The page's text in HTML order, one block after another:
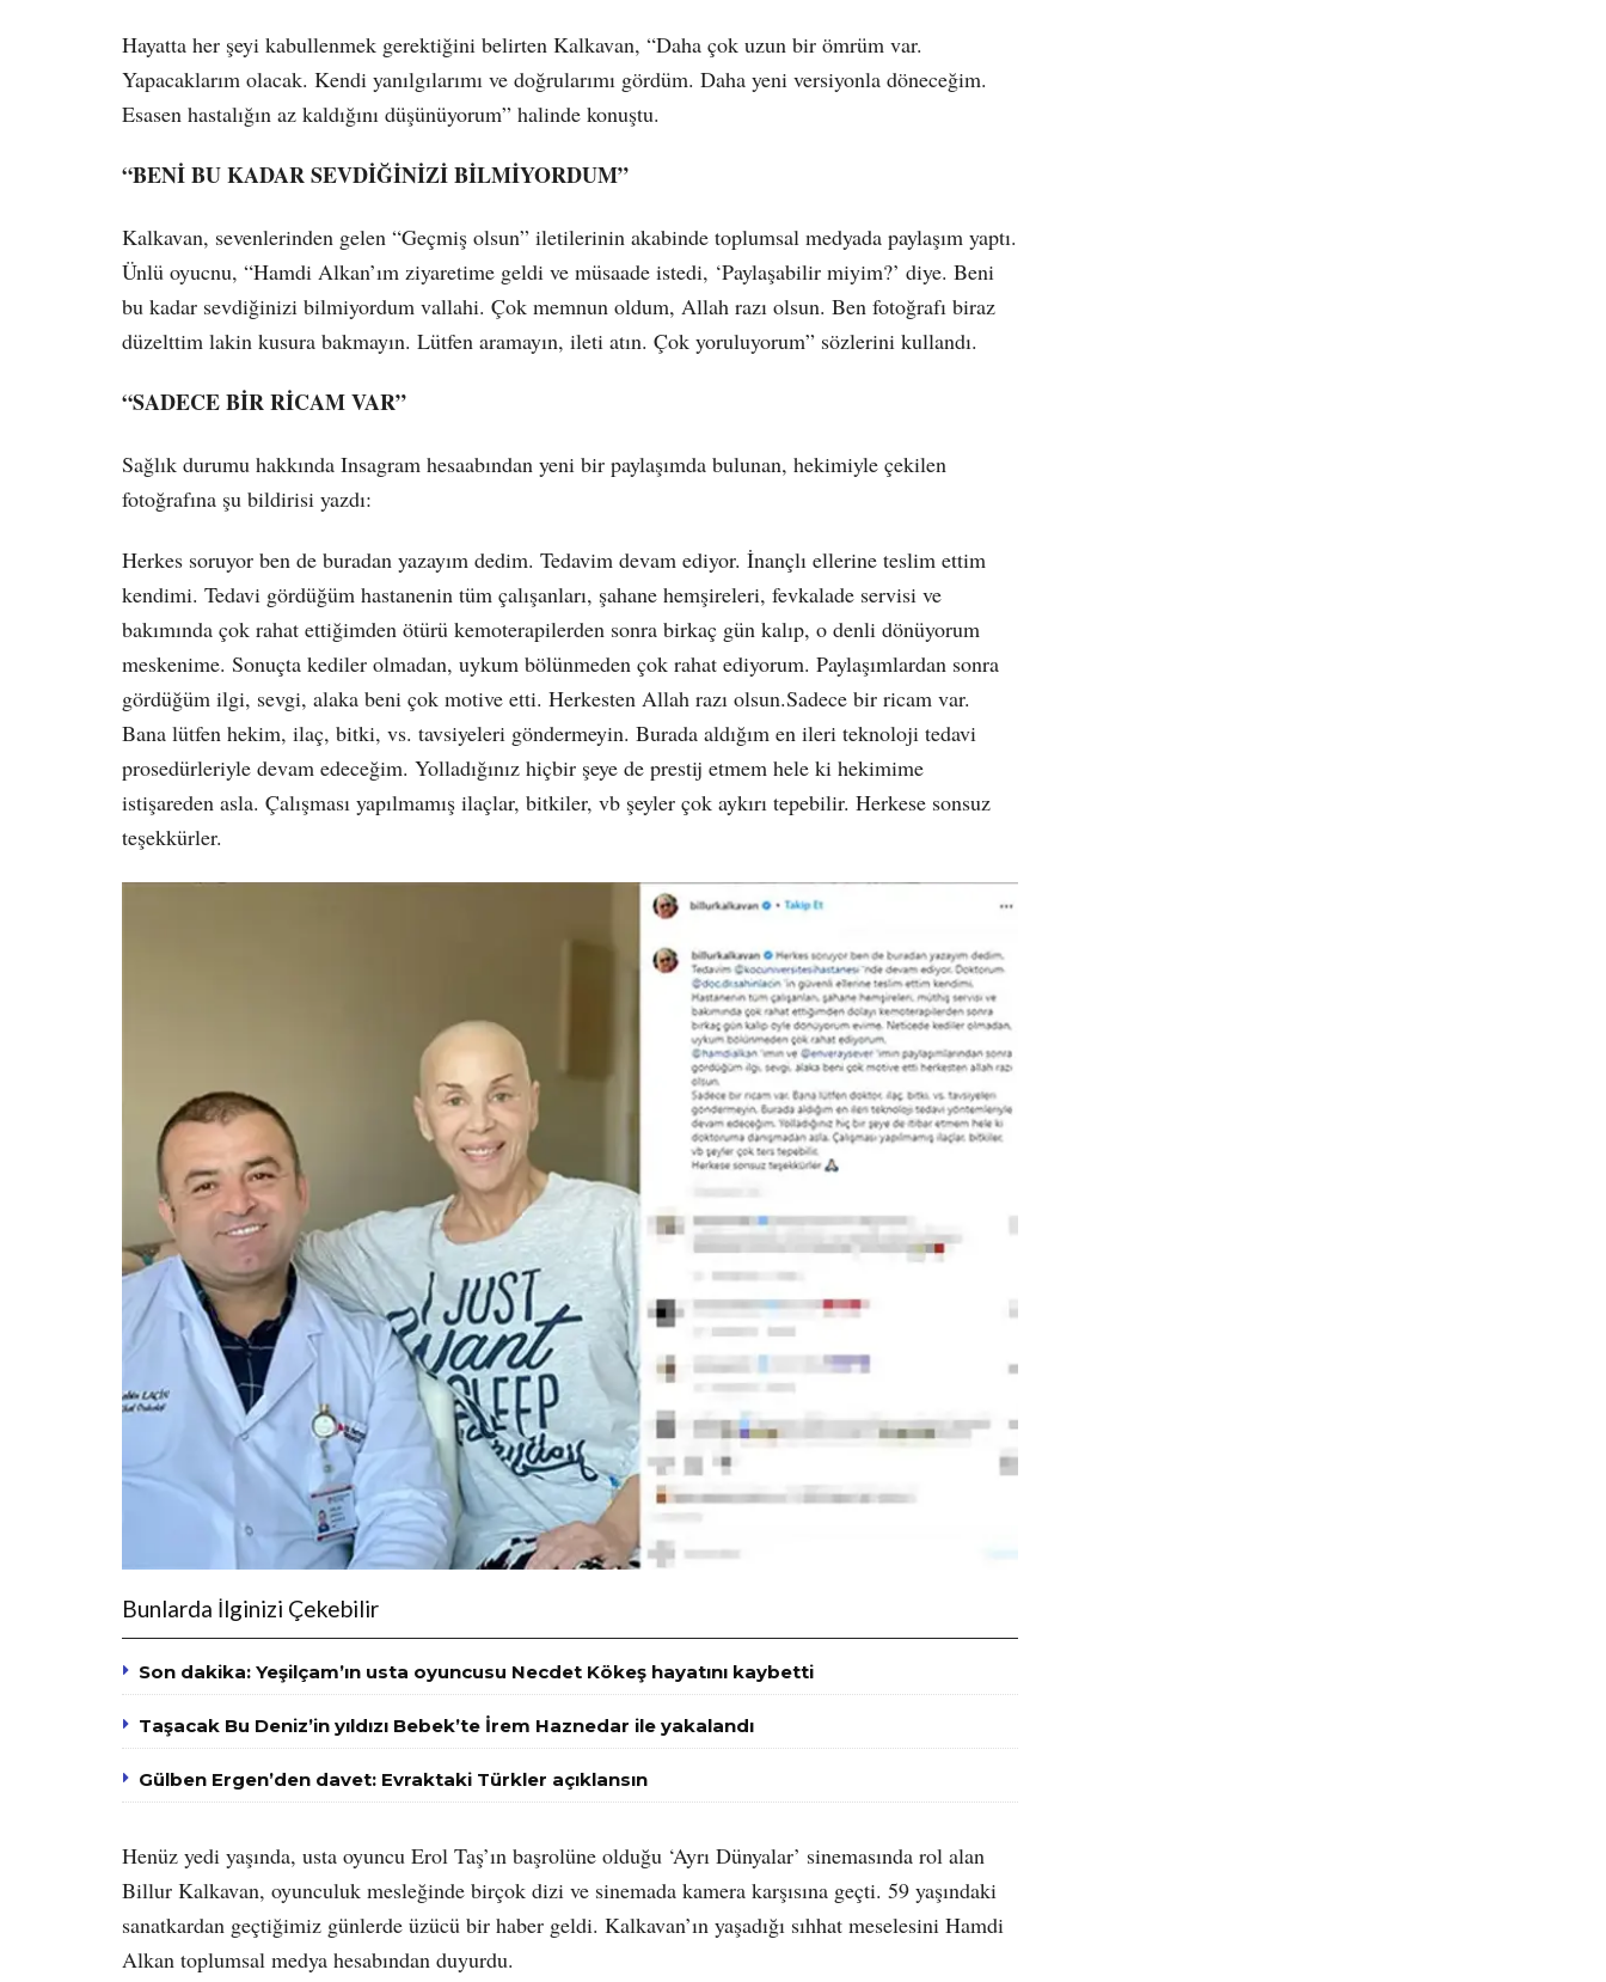
Hayatta her şeyi kabullenmek gerektiğini belirten Kalkavan, “Daha çok uzun bir ömrüm var.
Yapacaklarım olacak. Kendi yanılgılarımı ve doğrularımı gördüm. Daha yeni versiyonla döneceğim.
Esasen hastalığın az kaldığını düşünüyorum” halinde konuştu.
“BENİ BU KADAR SEVDİĞİNİZİ BİLMİYORDUM”
Kalkavan, sevenlerinden gelen “Geçmiş olsun” iletilerinin akabinde toplumsal medyada paylaşım yaptı.
Ünlü oyucnu, “Hamdi Alkan’ım ziyaretime geldi ve müsaade istedi, ‘Paylaşabilir miyim?’ diye. Beni
bu kadar sevdiğinizi bilmiyordum vallahi. Çok memnun oldum, Allah razı olsun. Ben fotoğrafı biraz
düzelttim lakin kusura bakmayın. Lütfen aramayın, ileti atın. Çok yoruluyorum” sözlerini kullandı.
“SADECE BİR RİCAM VAR”
Sağlık durumu hakkında Insagram hesaabından yeni bir paylaşımda bulunan, hekimiyle çekilen
fotoğrafına şu bildirisi yazdı:
Herkes soruyor ben de buradan yazayım dedim. Tedavim devam ediyor. İnançlı ellerine teslim ettim
kendimi. Tedavi gördüğüm hastanenin tüm çalışanları, şahane hemşireleri, fevkalade servisi ve
bakımında çok rahat ettiğimden ötürü kemoterapilerden sonra birkaç gün kalıp, o denli dönüyorum
meskenime. Sonuçta kediler olmadan, uykum bölünmeden çok rahat ediyorum. Paylaşımlardan sonra
gördüğüm ilgi, sevgi, alaka beni çok motive etti. Herkesten Allah razı olsun.Sadece bir ricam var.
Bana lütfen hekim, ilaç, bitki, vs. tavsiyeleri göndermeyin. Burada aldığım en ileri teknoloji tedavi
prosedürleriyle devam edeceğim. Yolladığınız hiçbir şeye de prestij etmem hele ki hekimime
istişareden asla. Çalışması yapılmamış ilaçlar, bitkiler, vb şeyler çok aykırı tepebilir. Herkese sonsuz
teşekkürler.
Bunlarda İlginizi Çekebilir
Son dakika: Yeşilçam’ın usta oyuncusu Necdet Kökeş hayatını kaybetti
Taşacak Bu Deniz’in yıldızı Bebek’te İrem Haznedar ile yakalandı
Gülben Ergen’den davet: Evraktaki Türkler açıklansın
Henüz yedi yaşında, usta oyuncu Erol Taş’ın başrolüne olduğu ‘Ayrı Dünyalar’ sinemasında rol alan
Billur Kalkavan, oyunculuk mesleğinde birçok dizi ve sinemada kamera karşısına geçti. 59 yaşındaki
sanatkardan geçtiğimiz günlerde üzücü bir haber geldi. Kalkavan’ın yaşadığı sıhhat meselesini Hamdi
Alkan toplumsal medya hesabından duyurdu.